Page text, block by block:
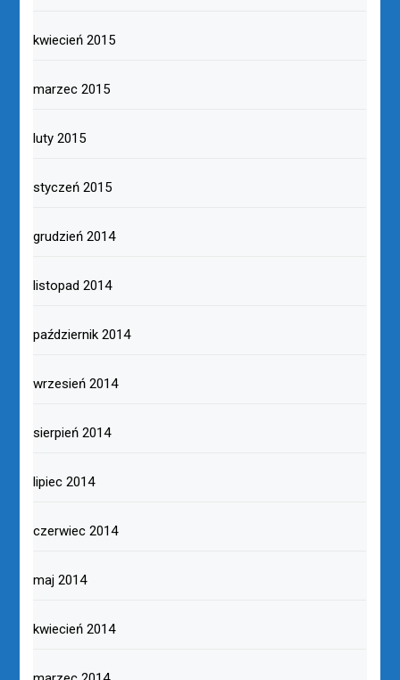
kwiecień 2015
marzec 2015
luty 2015
styczeń 2015
grudzień 2014
listopad 2014
październik 2014
wrzesień 2014
sierpień 2014
lipiec 2014
czerwiec 2014
maj 2014
kwiecień 2014